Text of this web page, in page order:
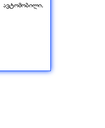
ავტომობილი,